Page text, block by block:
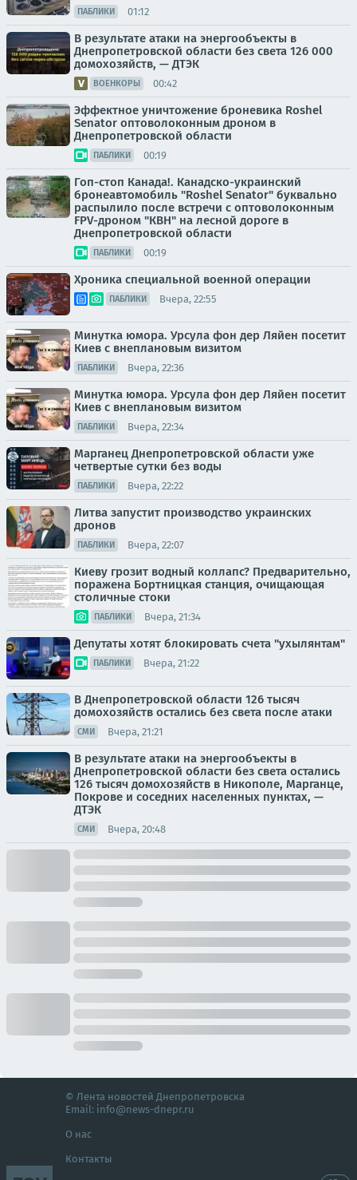
ПАБЛИКИ 01:12
В результате атаки на энергообъекты в
Днепропетровской области без света 126 000
домохозяйств, — ДТЭК
ВОЕНКОРЫ 00:42
Эффектное уничтожение броневика Roshel
Senator оптоволоконным дроном в
Днепропетровской области
ПАБЛИКИ 00:19
Гоп-стоп Канада!. Канадско-украинский
бронеавтомобиль "Roshel Senator" буквально
распылило после встречи с оптоволоконным
FPV-дроном "КВН" на лесной дороге в
Днепропетровской области
ПАБЛИКИ 00:19
Хроника специальной военной операции
ПАБЛИКИ Вчера, 22:55
Минутка юмора. Урсула фон дер Ляйен посетит
Киев с внеплановым визитом
ПАБЛИКИ Вчера, 22:36
Минутка юмора. Урсула фон дер Ляйен посетит
Киев с внеплановым визитом
ПАБЛИКИ Вчера, 22:34
Марганец Днепропетровской области уже
четвертые сутки без воды
ПАБЛИКИ Вчера, 22:22
Литва запустит производство украинских
дронов
ПАБЛИКИ Вчера, 22:07
Киеву грозит водный коллапс? Предварительно,
поражена Бортницкая станция, очищающая
столичные стоки
ПАБЛИКИ Вчера, 21:34
Депутаты хотят блокировать счета "ухылянтам"
ПАБЛИКИ Вчера, 21:22
В Днепропетровской области 126 тысяч
домохозяйств остались без света после атаки
СМИ Вчера, 21:21
В результате атаки на энергообъекты в
Днепропетровской области без света остались
126 тысяч домохозяйств в Никополе, Марганце,
Покрове и соседних населенных пунктах, —
ДТЭК
СМИ Вчера, 20:48
© Лента новостей Днепропетровска
Email: info@news-dnepr.ru
О нас
Контакты